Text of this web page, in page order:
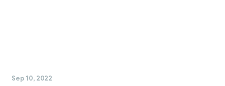
#coopérateurs
Sep 10, 2022